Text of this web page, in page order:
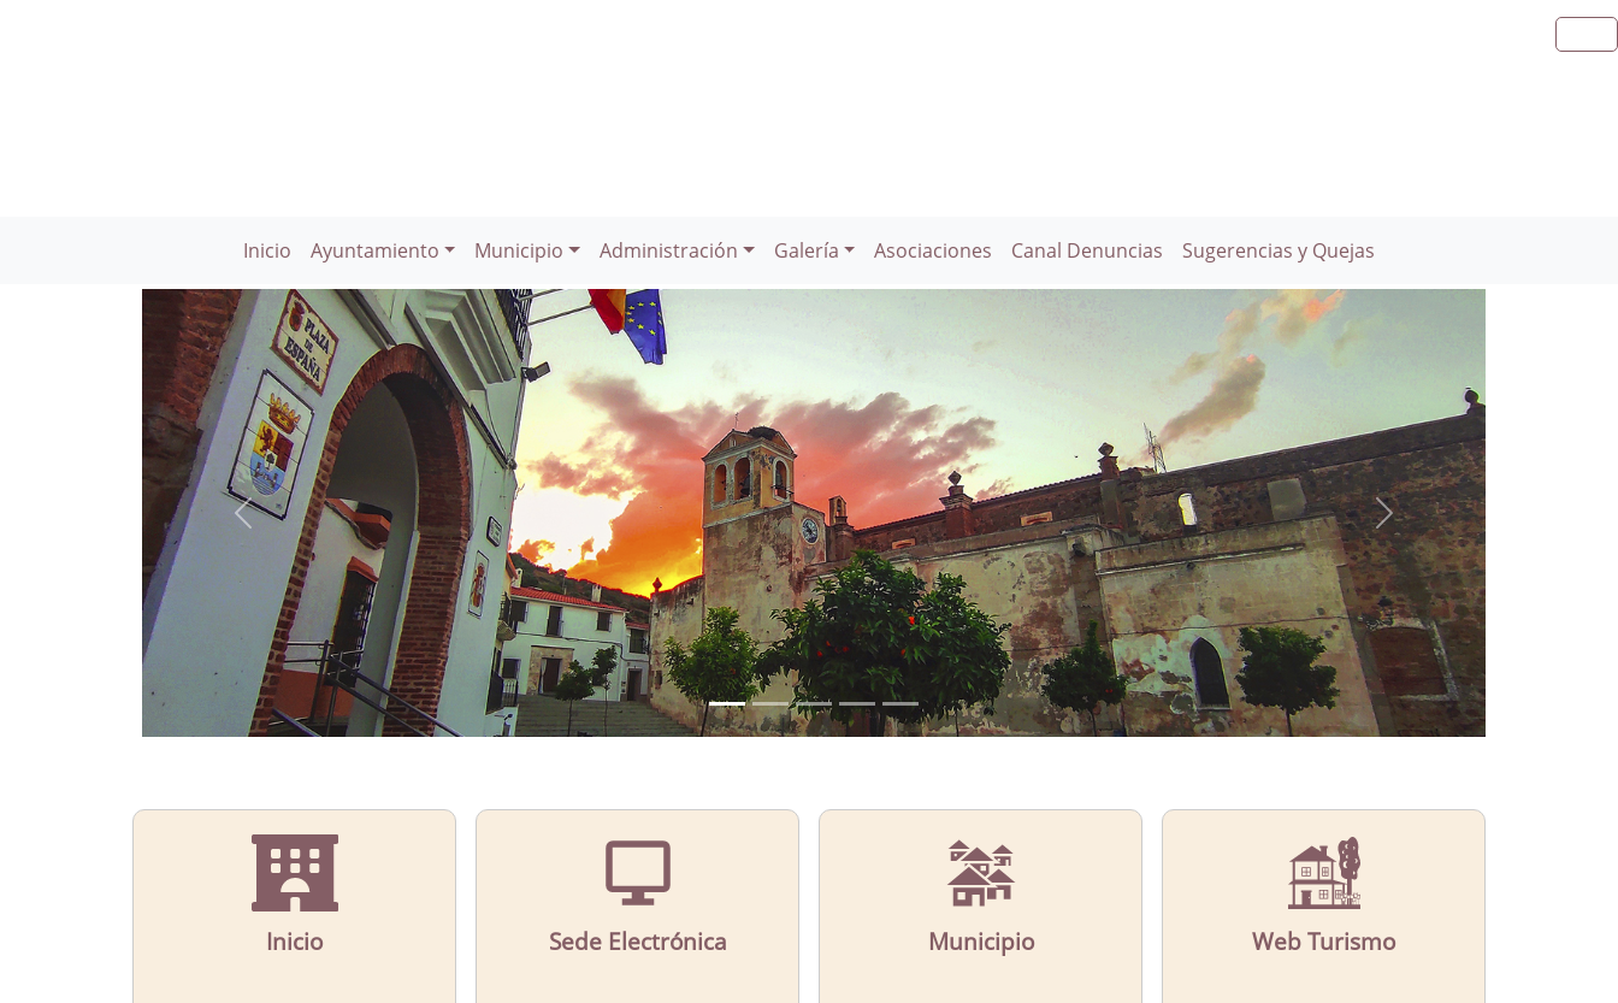
Inicio Ayuntamiento Municipio Administración Galería Asociaciones Canal Denuncias Sugerencias y Quejas
Inicio Sede Electrónica Municipio Web Turismo